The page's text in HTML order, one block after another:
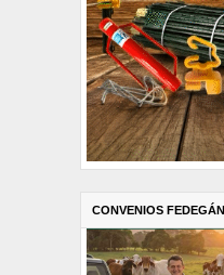
CONVENIOS FEDEGÁN